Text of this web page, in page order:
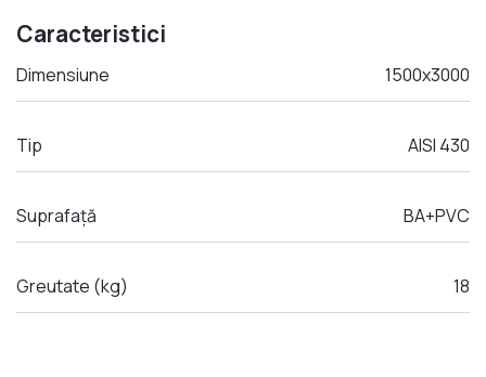
Caracteristici
Dimensiune 1500x3000
Tip AISI 430
Suprafață BA+PVC
Greutate (kg) 18